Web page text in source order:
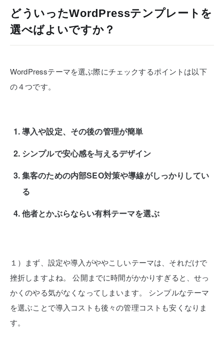
どういったWordPressテンプレートを
選べばよいですか？
WordPressテーマを選ぶ際にチェックするポイントは以下
の４つです。
導入や設定、その後の管理が簡単
シンプルで安心感を与えるデザイン
集客のための内部SEO対策や導線がしっかりしてい
る
他者とかぶらならい有料テーマを選ぶ
１）まず、設定や導入がややこしいテーマは、それだけで
挫折しますよね。
公開までに時間がかかりすぎると、せっ
かくのやる気がなくなってしまいます。
シンプルなテーマ
を選ぶことで導入コストも後々の管理コストも安くなりま
す。